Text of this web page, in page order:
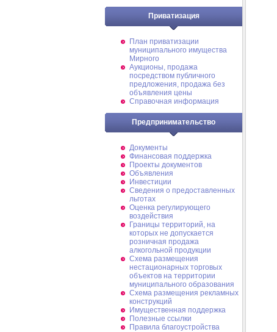
Приватизация
План приватизации
муниципального имущества
Мирного
Аукционы, продажа
посредством публичного
предложения, продажа без
объявления цены
Справочная информация
Предпринимательство
Документы
Финансовая поддержка
Проекты документов
Объявления
Инвестиции
Сведения о предоставленных
льготах
Оценка регулирующего
воздействия
Границы территорий, на
которых не допускается
розничная продажа
алкогольной продукции
Схема размещения
нестационарных торговых
объектов на территории
муниципального образования
Схема размещения рекламных
конструкций
Имущественная поддержка
Полезные ссылки
Правила благоустройства